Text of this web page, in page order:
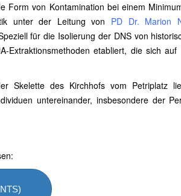
Form von Kontamination bei einem
unter der Leitung von PD Dr. Marion
für die Isolierung der DNS von
Extraktionsmethoden etabliert, die sich
Skelette des Kirchhofs vom Petriplatz
untereinander, insbesondere der